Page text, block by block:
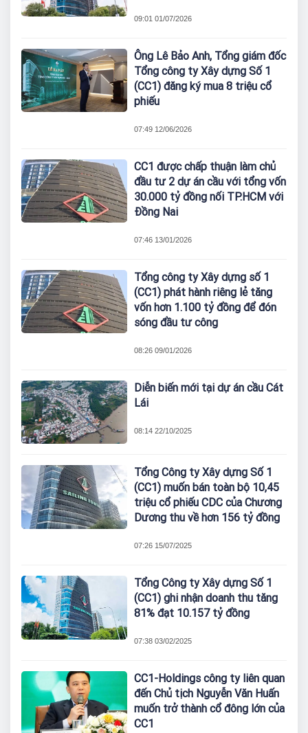
09:01 01/07/2026
Ông Lê Bảo Anh, Tổng giám đốc
Tổng công ty Xây dựng Số 1
(CC1) đăng ký mua 8 triệu cổ
phiếu
07:49 12/06/2026
CC1 được chấp thuận làm chủ
đầu tư 2 dự án cầu với tổng vốn
30.000 tỷ đồng nối TP.HCM với
Đồng Nai
07:46 13/01/2026
Tổng công ty Xây dựng số 1
(CC1) phát hành riêng lẻ tăng
vốn hơn 1.100 tỷ đồng để đón
sóng đầu tư công
08:26 09/01/2026
Diễn biến mới tại dự án cầu Cát
Lái
08:14 22/10/2025
Tổng Công ty Xây dựng Số 1
(CC1) muốn bán toàn bộ 10,45
triệu cổ phiếu CDC của Chương
Dương thu về hơn 156 tỷ đồng
07:26 15/07/2025
Tổng Công ty Xây dựng Số 1
(CC1) ghi nhận doanh thu tăng
81% đạt 10.157 tỷ đồng
07:38 03/02/2025
CC1-Holdings công ty liên quan
đến Chủ tịch Nguyễn Văn Huấn
muốn trở thành cổ đông lớn của
CC1